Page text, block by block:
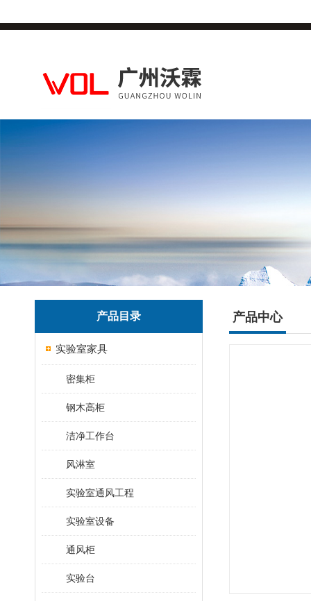
产品目录
实验室家具
密集柜
钢木高柜
洁净工作台
风淋室
实验室通风工程
实验室设备
通风柜
实验台
产品中心